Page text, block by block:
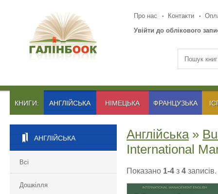
Про нас Контакти
Увійти до облікового
КНИГИ: АНГЛІЙСЬКА НІМЕЦЬКА ФРАНЦУЗЬКА
АНГЛІЙСЬКА
Всі
Дошкілля
Англійська»
International
Показано 1-4 з 4 записів.